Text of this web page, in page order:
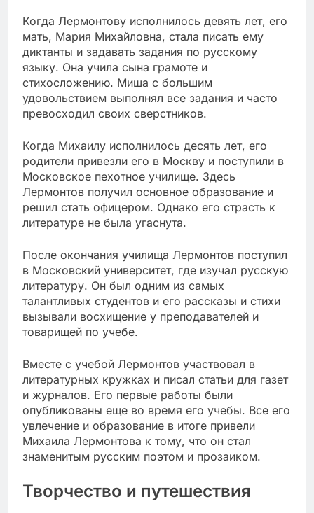
Когда Лермонтову исполнилось девять лет, его
мать, Мария Михайловна, стала писать ему
диктанты и задавать задания по русскому
языку. Она учила сына грамоте и
стихосложению. Миша с большим
удовольствием выполнял все задания и часто
превосходил своих сверстников.
Когда Михаилу исполнилось десять лет, его
родители привезли его в Москву и поступили в
Московское пехотное училище. Здесь
Лермонтов получил основное образование и
решил стать офицером. Однако его страсть к
литературе не была угаснута.
После окончания училища Лермонтов поступил
в Московский университет, где изучал русскую
литературу. Он был одним из самых
талантливых студентов и его рассказы и стихи
вызывали восхищение у преподавателей и
товарищей по учебе.
Вместе с учебой Лермонтов участвовал в
литературных кружках и писал статьи для газет
и журналов. Его первые работы были
опубликованы еще во время его учебы. Все его
увлечение и образование в итоге привели
Михаила Лермонтова к тому, что он стал
знаменитым русским поэтом и прозаиком.
Творчество и путешествия